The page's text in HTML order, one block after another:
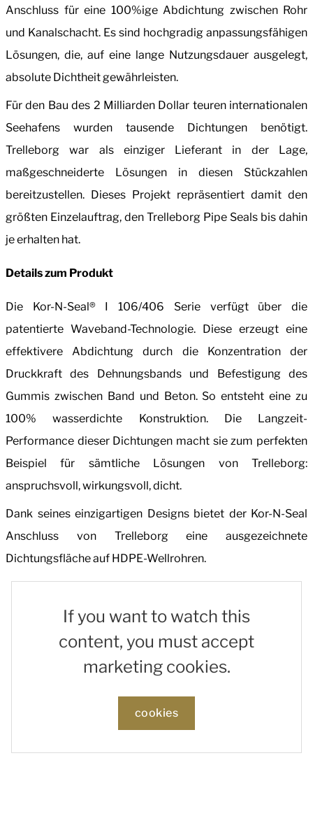
Anschluss für eine 100%ige Abdichtung zwischen Rohr
und Kanalschacht. Es sind hochgradig anpassungsfähigen
Lösungen, die, auf eine lange Nutzungsdauer ausgelegt,
absolute Dichtheit gewährleisten.
Für den Bau des 2 Milliarden Dollar teuren internationalen
Seehafens wurden tausende Dichtungen benötigt.
Trelleborg war als einziger Lieferant in der Lage,
maßgeschneiderte Lösungen in diesen Stückzahlen
bereitzustellen. Dieses Projekt repräsentiert damit den
größten Einzelauftrag, den Trelleborg Pipe Seals bis dahin
je erhalten hat.
Details zum Produkt
Die Kor-N-Seal® I 106/406 Serie verfügt über die
patentierte Waveband-Technologie. Diese erzeugt eine
effektivere Abdichtung durch die Konzentration der
Druckkraft des Dehnungsbands und Befestigung des
Gummis zwischen Band und Beton. So entsteht eine zu
100% wasserdichte Konstruktion. Die Langzeit-
Performance dieser Dichtungen macht sie zum perfekten
Beispiel für sämtliche Lösungen von Trelleborg:
anspruchsvoll, wirkungsvoll, dicht.
Dank seines einzigartigen Designs bietet der Kor-N-Seal
Anschluss von Trelleborg eine ausgezeichnete
Dichtungsfläche auf HDPE-Wellrohren.
If you want to watch this
content, you must accept
marketing cookies.
cookies